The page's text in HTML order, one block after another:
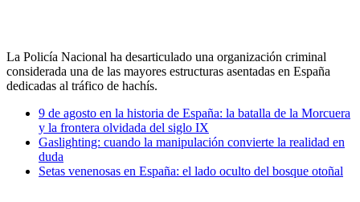
La Policía Nacional ha desarticulado una organización criminal
considerada una de las mayores estructuras asentadas en España
dedicadas al tráfico de hachís.
9 de agosto en la historia de España: la batalla de la Morcuera
y la frontera olvidada del siglo IX
Gaslighting: cuando la manipulación convierte la realidad en
duda
Setas venenosas en España: el lado oculto del bosque otoñal